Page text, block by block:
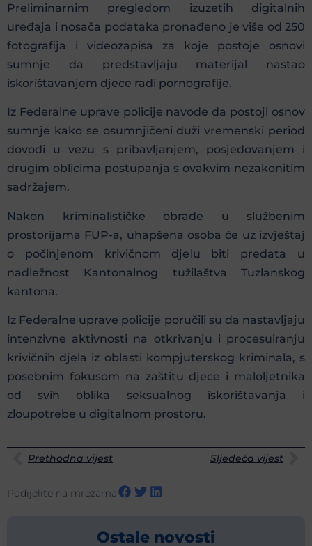
Preliminarnim pregledom izuzetih digitalnih
uređaja i nosača podataka pronađeno je više od 250
fotografija i videozapisa za koje postoje osnovi
sumnje da predstavljaju materijal nastao
iskorištavanjem djece radi pornografije.
Iz Federalne uprave policije navode da postoji osnov
sumnje kako se osumnjičeni duži vremenski period
dovodi u vezu s pribavljanjem, posjedovanjem i
drugim oblicima postupanja s ovakvim nezakonitim
sadržajem.
Nakon kriminalističke obrade u službenim
prostorijama FUP-a, uhapšena osoba će uz izvještaj
o počinjenom krivičnom djelu biti predata u
nadležnost Kantonalnog tužilaštva Tuzlanskog
kantona.
Iz Federalne uprave policije poručili su da nastavljaju
intenzivne aktivnosti na otkrivanju i procesuiranju
krivičnih djela iz oblasti kompjuterskog kriminala, s
posebnim fokusom na zaštitu djece i maloljetnika
od svih oblika seksualnog iskorištavanja i
zloupotrebe u digitalnom prostoru.
Prethodna vijest Sljedeća vijest
Podijelite na mrežama
Ostale novosti